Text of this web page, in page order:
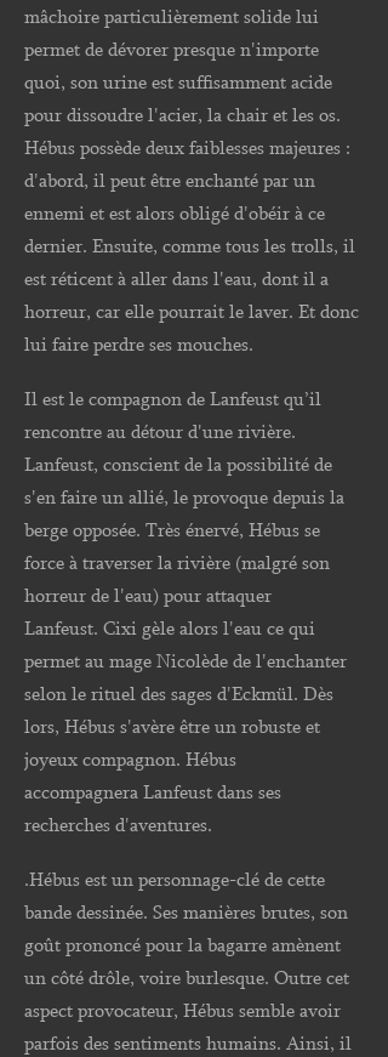
mâchoire particulièrement solide lui
permet de dévorer presque n'importe
quoi, son urine est suffisamment acide
pour dissoudre l'acier, la chair et les os.
Hébus possède deux faiblesses majeures :
d'abord, il peut être enchanté par un
ennemi et est alors obligé d'obéir à ce
dernier. Ensuite, comme tous les trolls, il
est réticent à aller dans l'eau, dont il a
horreur, car elle pourrait le laver. Et donc
lui faire perdre ses mouches.
Il est le compagnon de Lanfeust qu’il
rencontre au détour d'une rivière.
Lanfeust, conscient de la possibilité de
s'en faire un allié, le provoque depuis la
berge opposée. Très énervé, Hébus se
force à traverser la rivière (malgré son
horreur de l'eau) pour attaquer
Lanfeust. Cixi gèle alors l'eau ce qui
permet au mage Nicolède de l'enchanter
selon le rituel des sages d'Eckmül. Dès
lors, Hébus s'avère être un robuste et
joyeux compagnon. Hébus
accompagnera Lanfeust dans ses
recherches d'aventures.
.Hébus est un personnage-clé de cette
bande dessinée. Ses manières brutes, son
goût prononcé pour la bagarre amènent
un côté drôle, voire burlesque. Outre cet
aspect provocateur, Hébus semble avoir
parfois des sentiments humains. Ainsi, il